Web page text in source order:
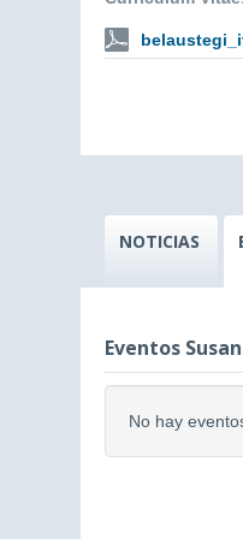
NOTICIAS
Eventos
No hay